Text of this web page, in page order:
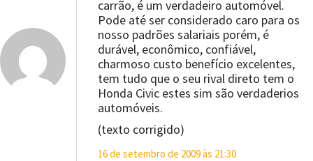
carrão, é um verdadeiro automóvel.
Pode até ser considerado caro para os
nosso padrões salariais porém, é
durável, econômico, confiável,
charmoso custo benefício excelentes,
tem tudo que o seu rival direto tem o
Honda Civic estes sim são verdaderios
automóveis.
(texto corrigido)
16 de setembro de 2009 às 21:30